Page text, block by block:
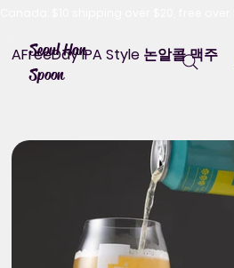
Seoul Han
Spoon
AFreeDay IPA Style 논알콜 맥주